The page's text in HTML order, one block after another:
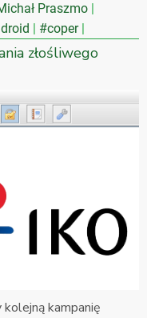
Praszmo
#coper
złośliwego
kampanię